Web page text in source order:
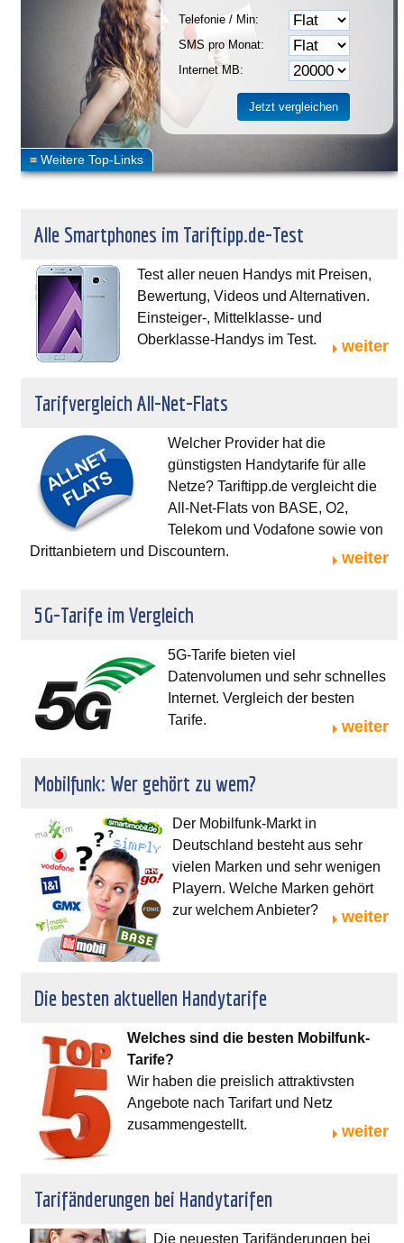
Telefonie / Min:
SMS pro Monat:
Internet MB:
Alle Smartphones im Tariftipp.de-Test
Test aller neuen Handys mit Preisen,
Bewertung, Videos und Alternativen.
Einsteiger-, Mittelklasse- und
Oberklasse-Handys im Test.
weiter
Tarifvergleich All-Net-Flats
Welcher Provider hat die
günstigsten Handytarife für alle
Netze? Tariftipp.de vergleicht die
All-Net-Flats von BASE, O2,
Telekom und Vodafone sowie von
Drittanbietern und Discountern.
weiter
5G-Tarife im Vergleich
5G-Tarife bieten viel
Datenvolumen und sehr schnelles
Internet. Vergleich der besten
Tarife.
weiter
Mobilfunk: Wer gehört zu wem?
Der Mobilfunk-Markt in
Deutschland besteht aus sehr
vielen Marken und sehr wenigen
Playern. Welche Marken gehört
zur welchem Anbieter?
weiter
Die besten aktuellen Handytarife
Welches sind die besten Mobilfunk-
Tarife?
Wir haben die preislich attraktivsten
Angebote nach Tarifart und Netz
zusammengestellt.
weiter
Tarifänderungen bei Handytarifen
Die neuesten Tarifänderungen bei